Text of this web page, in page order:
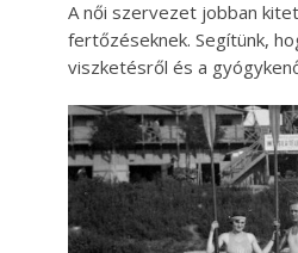
A női szervezet jobban
fertőzéseknek. Segítünk,
viszketésről és a